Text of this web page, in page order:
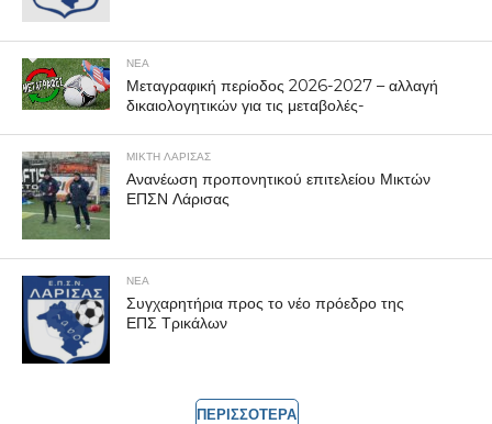
ΝΕΑ
Μεταγραφική περίοδος 2026-2027 – αλλαγή
δικαιολογητικών για τις μεταβολές-
ΜΙΚΤΗ ΛΑΡΙΣΑΣ
Ανανέωση προπονητικού επιτελείου Μικτών
ΕΠΣΝ Λάρισας
ΝΕΑ
Συγχαρητήρια προς το νέο πρόεδρο της
ΕΠΣ Τρικάλων
ΠΕΡΙΣΣΟΤΕΡΑ